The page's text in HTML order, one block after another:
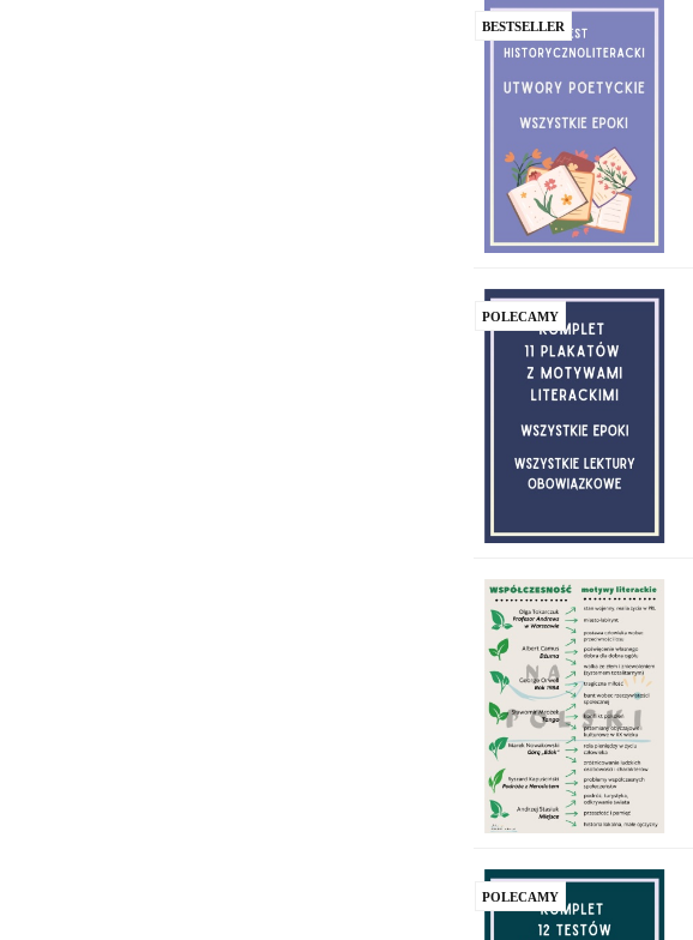
BESTSELLER
POLECAMY
POLECAMY